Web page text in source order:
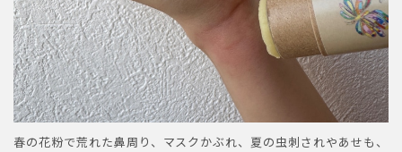
春の花粉で荒れた鼻周り、マスクかぶれ、夏の虫刺されやあせも、